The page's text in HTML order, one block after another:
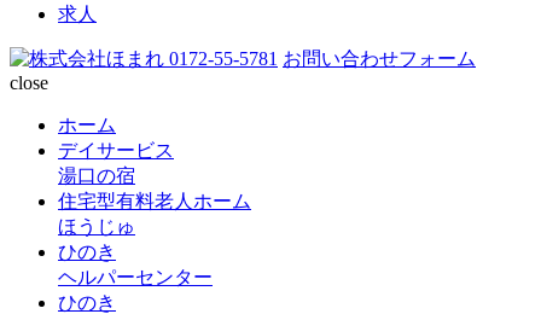
求人
0172-55-5781 お問い合わせフォーム
close
ホーム
デイサービス
湯口の宿
住宅型有料老人ホーム
ほうじゅ
ひのき
ヘルパーセンター
ひのき